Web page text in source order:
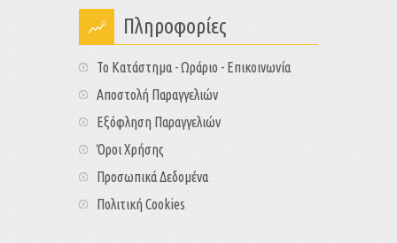
Πληροφορίες
Το Κατάστημα - Ωράριο - Επικοινωνία
Αποστολή Παραγγελιών
Εξόφληση Παραγγελιών
Όροι Χρήσης
Προσωπικά Δεδομένα
Πολιτική Cookies